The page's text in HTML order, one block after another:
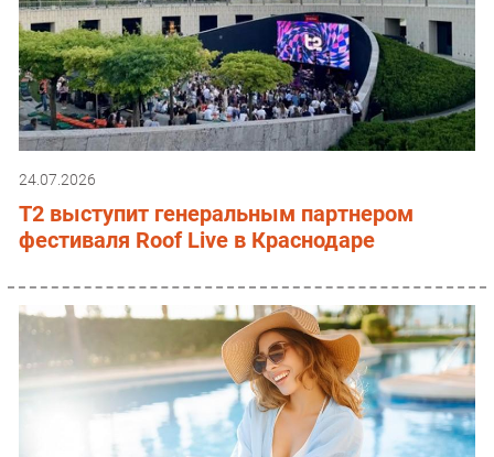
24.07.2026
T2 выступит генеральным партнером
фестиваля Roof Live в Краснодаре